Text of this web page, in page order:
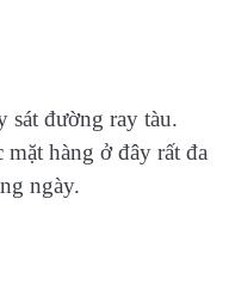
sát đường ray tàu.
hàng ở đây rất đa
ngày.